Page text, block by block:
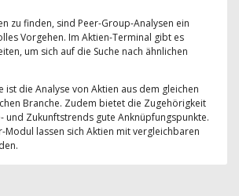
zu finden, sind Peer-Group-Analysen ein
Vorgehen. Im Aktien-Terminal gibt es
um sich auf die Suche nach ähnlichen
ist die Analyse von Aktien aus dem gleichen
Branche. Zudem bietet die Zugehörigkeit
und Zukunftstrends gute Anknüpfungspunkte.
Modul lassen sich Aktien mit vergleichbaren